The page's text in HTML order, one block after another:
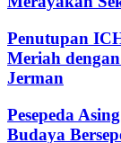
Penutupan
Meriah
Jerman
Pesepeda
Budaya